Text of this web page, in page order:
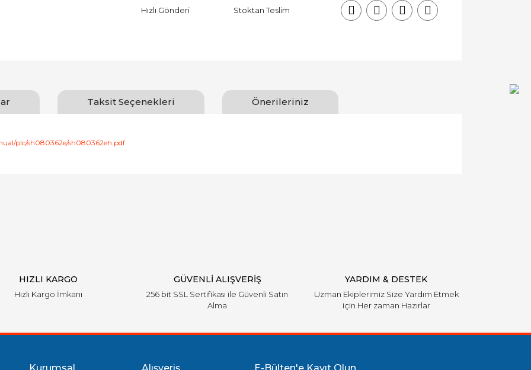
Hızlı Gönderi Stoktan Teslim
Taksit Seçenekleri Önerileriniz
plc/sh080362e/sh080362eh.pdf
HIZLI KARGO
Hızlı Kargo İmkanı
GÜVENLİ ALIŞVERİŞ
256 bit SSL Sertifikası ile Güvenli Satın
Alma
YARDIM & DESTEK
Uzman Ekiplerimiz Size Yardım Etmek
için Her zaman Hazırlar